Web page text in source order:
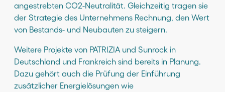
angestrebten CO2-Neutralität. Gleichzeitig tragen sie
der Strategie des Unternehmens Rechnung, den Wert
von Bestands- und Neubauten zu steigern.
Weitere Projekte von PATRIZIA und Sunrock in
Deutschland und Frankreich sind bereits in Planung.
Dazu gehört auch die Prüfung der Einführung
zusätzlicher Energielösungen wie